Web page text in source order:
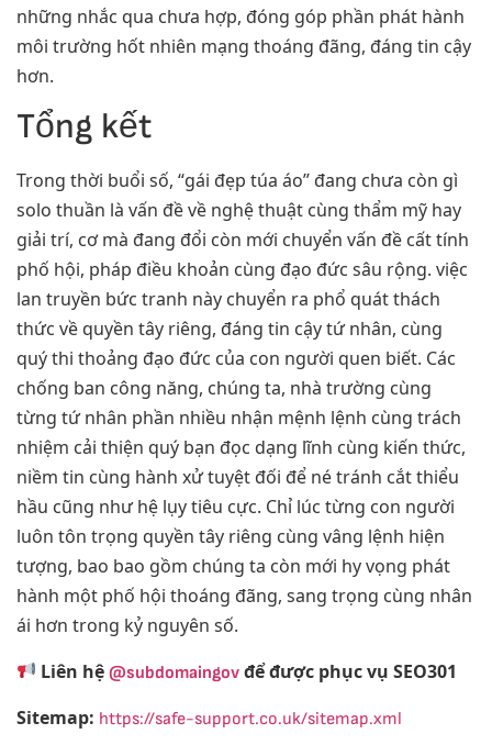
những nhắc qua chưa hợp, đóng góp phần phát hành
môi trường hốt nhiên mạng thoáng đãng, đáng tin cậy
hơn.
Tổng kết
Trong thời buổi số, “gái đẹp túa áo” đang chưa còn gì
solo thuần là vấn đề về nghệ thuật cùng thẩm mỹ hay
giải trí, cơ mà đang đổi còn mới chuyển vấn đề cất tính
phố hội, pháp điều khoản cùng đạo đức sâu rộng. việc
lan truyền bức tranh này chuyển ra phổ quát thách
thức về quyền tây riêng, đáng tin cậy tứ nhân, cùng
quý thi thoảng đạo đức của con người quen biết. Các
chống ban công năng, chúng ta, nhà trường cùng
từng tứ nhân phần nhiều nhận mệnh lệnh cùng trách
nhiệm cải thiện quý bạn đọc dạng lĩnh cùng kiến thức,
niềm tin cùng hành xử tuyệt đối để né tránh cắt thiểu
hầu cũng như hệ lụy tiêu cực. Chỉ lúc từng con người
luôn tôn trọng quyền tây riêng cùng vâng lệnh hiện
tượng, bao bao gồm chúng ta còn mới hy vọng phát
hành một phố hội thoáng đãng, sang trọng cùng nhân
ái hơn trong kỷ nguyên số.
Liên hệ@subdomaingov để được phục vụ SEO301
Sitemap: https://safe-support.co.uk/sitemap.xml